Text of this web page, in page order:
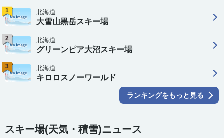
1 北海道
大雪山黒岳スキー場
2 北海道
グリーンピア大沼スキー場
3 北海道
キロロスノーワールド
ランキングをもっと見る
スキー場(天気・積雪)ニュース